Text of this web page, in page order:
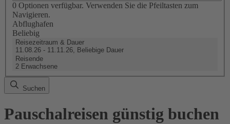
0 Optionen verfügbar. Verwenden Sie die Pfeiltasten zum
Navigieren.
Abflughafen
Beliebig
Reisezeitraum & Dauer
11.08.26 - 11.11.26, Beliebige Dauer
Reisende
2 Erwachsene
Suchen
Pauschalreisen günstig buchen